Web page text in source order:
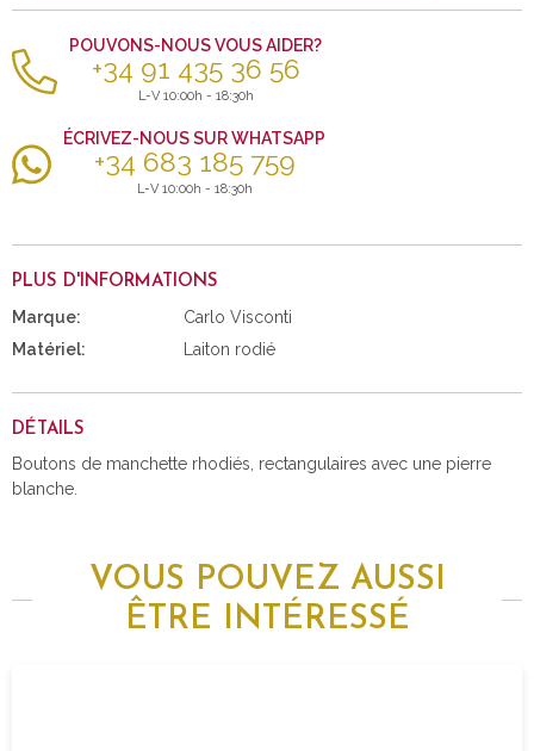
POUVONS-NOUS VOUS AIDER?
+34 91 435 36 56
L-V 10:00h - 18:30h
ÉCRIVEZ-NOUS SUR WHATSAPP
+34 683 185 759
L-V 10:00h - 18:30h
PLUS D'INFORMATIONS
Marque:
Carlo Visconti
Matériel:
Laiton rodié
DÉTAILS
Boutons de manchette rhodiés, rectangulaires avec une pierre
blanche.
VOUS POUVEZ AUSSI
ÊTRE INTÉRESSÉ